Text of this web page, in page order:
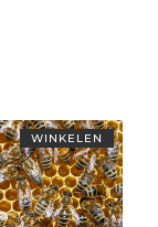
WINKELEN